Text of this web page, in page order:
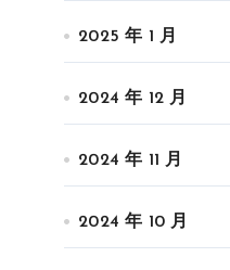
2025 年 1 月
2024 年 12 月
2024 年 11 月
2024 年 10 月